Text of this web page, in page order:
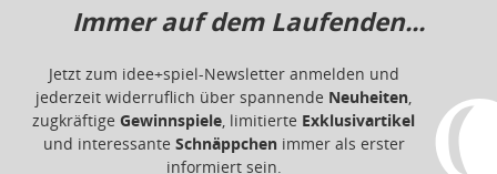
Immer auf dem Laufenden...
Jetzt zum idee+spiel-Newsletter anmelden und
jederzeit widerruflich über spannende Neuheiten,
zugkräftige Gewinnspiele, limitierte Exklusivartikel
und interessante Schnäppchenimmer als erster
informiert sein.